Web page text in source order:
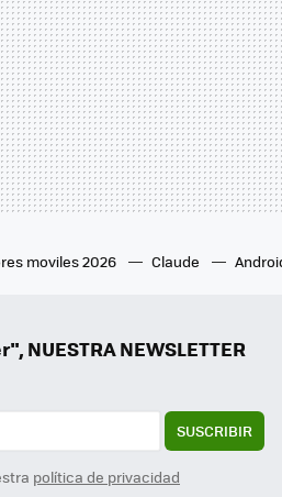
moviles 2026 Claude
NUESTRA NEWSLETTER
SUSCRIBIR
política de privacidad